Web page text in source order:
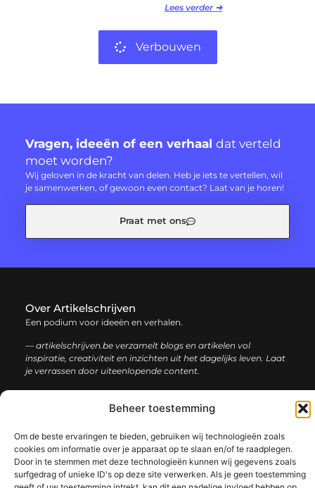
Beheer toestemming
Om de beste ervaringen te bieden, gebruiken wij technologieën zoals
cookies om informatie over je apparaat op te slaan en/of te raadplegen.
Door in te stemmen met deze technologieën kunnen wij gegevens zoals
surfgedrag of unieke ID's op deze site verwerken. Als je geen toestemming
Lees verder ➜
Verbouwen
Vragen, ideeën of een verhaal dat verteld
moet worden?
Wij geloven in de kracht van delen. Heb je iets te vertellen, wil
je samenwerken, of gewoon even contact? Laat van je horen!
Praat met ons
Over Artikelschrijven
Een podium voor ideeën en verhalen.
— artikelschrijven.be verzamelt blogs en artikelen vol
inspiratie, creativiteit en inzichten uit het dagelijks leven. Laat
je verrassen door uiteenlopende content.
Bericht categorie